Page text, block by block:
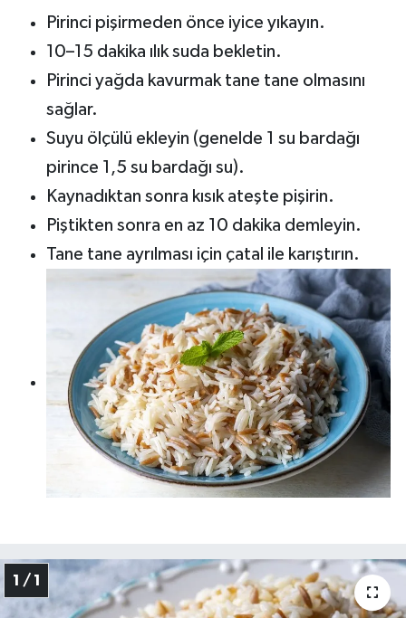
Pirinci pişirmeden önce iyice yıkayın.
10–15 dakika ılık suda bekletin.
Pirinci yağda kavurmak tane tane olmasını
sağlar.
Suyu ölçülü ekleyin (genelde 1 su bardağı
pirince 1,5 su bardağı su).
Kaynadıktan sonra kısık ateşte pişirin.
Piştikten sonra en az 10 dakika demleyin.
Tane tane ayrılması için çatal ile karıştırın.
1 / 1